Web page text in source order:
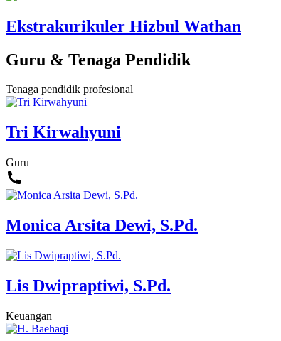
Ekstrakurikuler Hizbul Wathan
Guru & Tenaga Pendidik
Tenaga pendidik profesional
Tri Kirwahyuni
Guru
Monica Arsita Dewi, S.Pd.
Lis Dwipraptiwi, S.Pd.
Keuangan